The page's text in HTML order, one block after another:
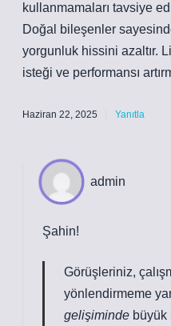
kullanmamaları tavsiye
Doğal bileşenler
yorgunluk hissini azaltır.
isteği ve performansı
Haziran 22, 2025 Yanıtla
admin
Şahin!
Görüşleriniz,
yönlendirmeme
gelişiminde büyük